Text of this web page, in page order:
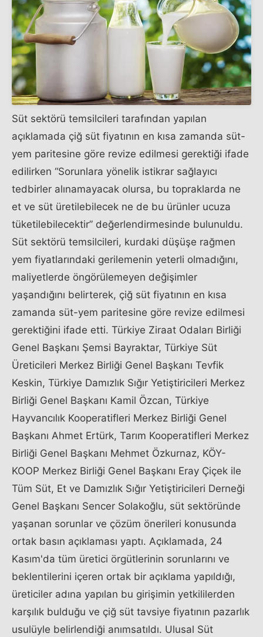
Süt sektörü temsilcileri tarafından yapılan
açıklamada çiğ süt fiyatının en kısa zamanda süt-
yem paritesine göre revize edilmesi gerektiği ifade
edilirken “Sorunlara yönelik istikrar sağlayıcı
tedbirler alınamayacak olursa, bu topraklarda ne
et ve süt üretilebilecek ne de bu ürünler ucuza
tüketilebilecektir” değerlendirmesinde bulunuldu.
Süt sektörü temsilcileri, kurdaki düşüşe rağmen
yem fiyatlarındaki gerilemenin yeterli olmadığını,
maliyetlerde öngörülemeyen değişimler
yaşandığını belirterek, çiğ süt fiyatının en kısa
zamanda süt-yem paritesine göre revize edilmesi
gerektiğini ifade etti. Türkiye Ziraat Odaları Birliği
Genel Başkanı Şemsi Bayraktar, Türkiye Süt
Üreticileri Merkez Birliği Genel Başkanı Tevfik
Keskin, Türkiye Damızlık Sığır Yetiştiricileri Merkez
Birliği Genel Başkanı Kamil Özcan, Türkiye
Hayvancılık Kooperatifleri Merkez Birliği Genel
Başkanı Ahmet Ertürk, Tarım Kooperatifleri Merkez
Birliği Genel Başkanı Mehmet Özkurnaz, KÖY-
KOOP Merkez Birliği Genel Başkanı Eray Çiçek ile
Tüm Süt, Et ve Damızlık Sığır Yetiştiricileri Derneği
Genel Başkanı Sencer Solakoğlu, süt sektöründe
yaşanan sorunlar ve çözüm önerileri konusunda
ortak basın açıklaması yaptı. Açıklamada, 24
Kasım'da tüm üretici örgütlerinin sorunlarını ve
beklentilerini içeren ortak bir açıklama yapıldığı,
üreticiler adına yapılan bu girişimin yetkililerden
karşılık bulduğu ve çiğ süt tavsiye fiyatının pazarlık
usulüyle belirlendiği anımsatıldı. Ulusal Süt